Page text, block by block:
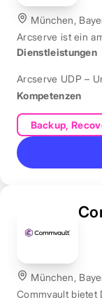
München,
Arcserve ist ein
Dienstleistungen
Arcserve UDP –
Kompetenzen
Backup,
München,
Commvault bietet